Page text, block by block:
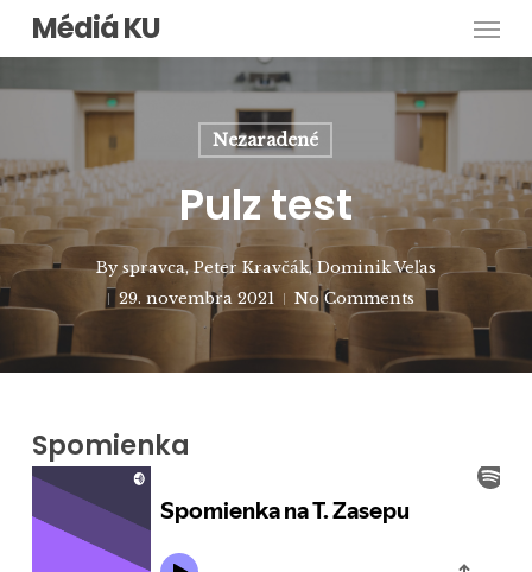
SkipMédiá KU
Nezaradené
Pulz test
By spravca,Peter Kravčák,Dominik Veľas
29. novembra 2021
No Comments
Spomienka